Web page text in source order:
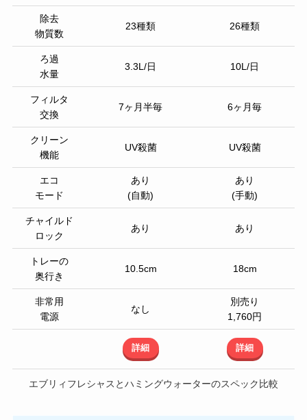
除去
物質数
23種類 26種類
ろ過
水量
3.3L/日 10L/日
フィルタ
交換
7ヶ月半毎 6ヶ月毎
クリーン
機能
UV殺菌 UV殺菌
エコ
モード
あり
(自動)
あり
(手動)
チャイルド
ロック
あり あり
トレーの
奥行き
10.5cm 18cm
非常用
電源
なし
別売り
1,760円
詳細 詳細
エブリィフレシャスとハミングウォーターのスペック比較